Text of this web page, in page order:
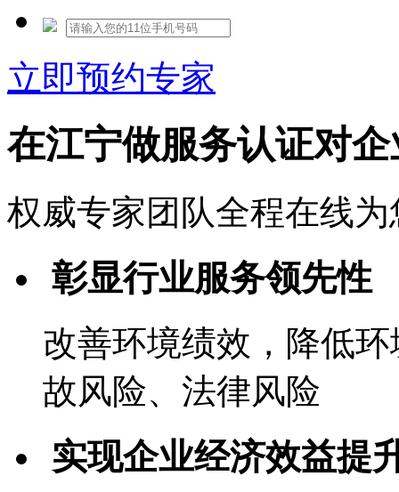
立即预约专家
在江宁做服务认证对
权威专家团队全程在线
彰显行业服务领先性
改善环境绩效，降低环
故风险、法律风险
实现企业经济效益提